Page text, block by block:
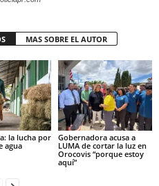
MAS SOBRE EL AUTOR
la lucha por
agua
Gobernadora acusa a
LUMA de cortar la luz en
Orocovis “porque estoy
aquí”